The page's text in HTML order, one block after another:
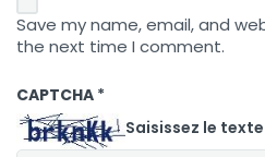
Save my name, email, and
the next time I comment.
CAPTCHA *
Saisissez le